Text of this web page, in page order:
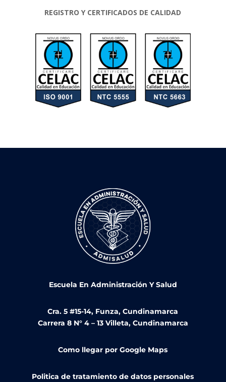
REGISTRO Y CERTIFICADOS DE CALIDAD
Escuela En Administración Y Salud
Cra. 5 #15-14, Funza, Cundinamarca
Carrera 8 N° 4 – 13 Villeta, Cundinamarca
Como llegar por Google Maps
Politica de tratamiento de datos personales